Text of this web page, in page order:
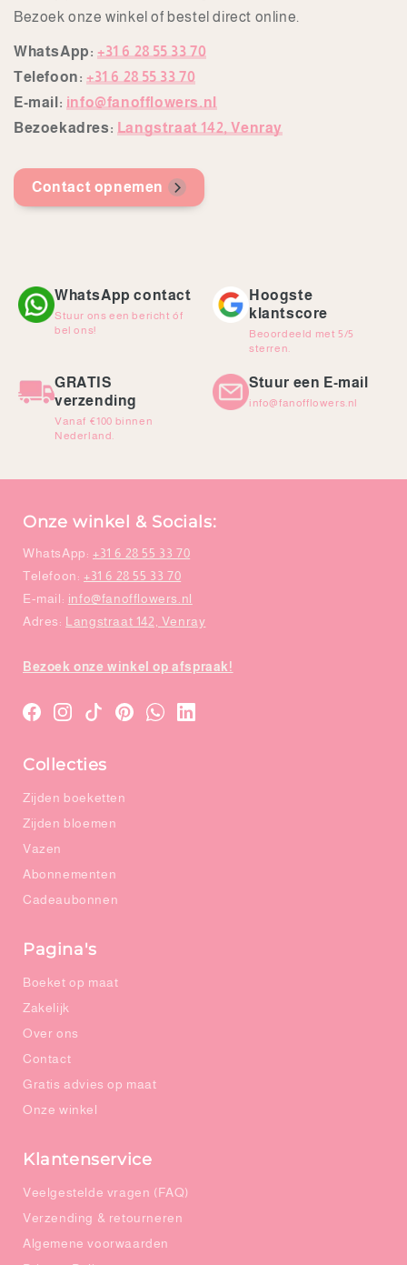
Bezoek onze winkel of bestel direct online.
WhatsApp: +31 6 28 55 33 70
Telefoon: +31 6 28 55 33 70
E-mail: info@fanofflowers.nl
Bezoekadres: Langstraat 142, Venray
Contact opnemen
WhatsApp contact
Stuur ons een bericht óf
bel ons!
Hoogste
klantscore
Beoordeeld met 5/5
sterren.
GRATIS
verzending
Vanaf €100 binnen
Nederland.
Stuur een E-mail
info@fanofflowers.nl
Onze winkel & Socials:
WhatsApp: +31 6 28 55 33 70
Telefoon: +31 6 28 55 33 70
E-mail: info@fanofflowers.nl
Adres: Langstraat 142, Venray
Bezoek onze winkel op afspraak!
Translation
nl.general.social.links.facebook
Translation
nl.general.social.links.instagram
Translation
nl.general.social.links.tiktok
Translation
WhatsApp
LinkedIn
Collecties
Zijden boeketten
Zijden bloemen
Vazen
Abonnementen
Cadeaubonnen
Pagina's
Boeket op maat
Zakelijk
Over ons
Contact
Gratis advies op maat
Onze winkel
Klantenservice
Veelgestelde vragen (FAQ)
Verzending & retourneren
Algemene voorwaarden